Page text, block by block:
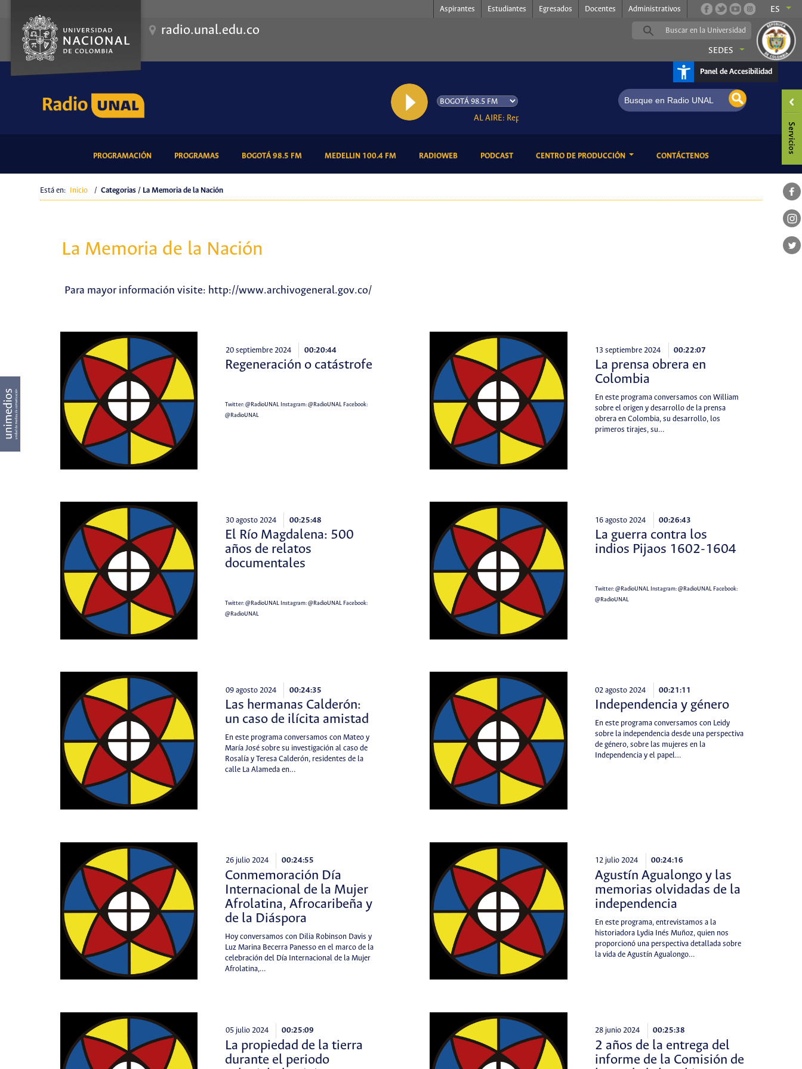
Aspirantes Estudiantes Egresados Docentes Administrativos ES
radio.unal.edu.co
SEDES
Panel de Accesibilidad
AL AIRE: Repertorio Musical
PROGRAMACIÓN(CURRENT)PROGRAMAS(CURRENT)BOGOTÁ 98.5 FM(CURRENT)MEDELLIN 100.4 FM(CURRENT)RADIOWEB(CURRENT)PODCAST(CURRENT)CENTRO DE PRODUCCIÓN CONTÁCTENOS(CURRENT)
Está en: Inicio / Categorias / La Memoria de la Nación
La Memoria de la Nación
Para mayor información visite: http://www.archivogeneral.gov.co/
20 septiembre 2024 00:20:44
Regeneración o catástrofe
Twitter:@RadioUNAL Instagram:@RadioUNAL Facebook:
@RadioUNAL
13 septiembre 2024 00:22:07
La prensa obrera en
Colombia
En este programa conversamos con William
sobre el origen y desarrollo de la prensa
obrera en Colombia, su desarrollo, los
primeros tirajes, su…
30 agosto 2024 00:25:48
El Río Magdalena: 500
años de relatos
documentales
Twitter:@RadioUNAL Instagram:@RadioUNAL Facebook:
@RadioUNAL
16 agosto 2024 00:26:43
La guerra contra los
indios Pijaos 1602-1604
Twitter:@RadioUNALInstagram:@RadioUNALFacebook:
@RadioUNAL
09 agosto 2024 00:24:35
Las hermanas Calderón:
un caso de ilícita amistad
En este programa conversamos con Mateo y
María José sobre su investigación al caso de
Rosalía y Teresa Calderón, residentes de la
calle La Alameda en…
02 agosto 2024 00:21:11
Independencia y género
En este programa conversamos con Leidy
sobre la independencia desde una perspectiva
de género, sobre las mujeres en la
Independencia y el papel…
26 julio 2024 00:24:55
Conmemoración Día
Internacional de la Mujer
Afrolatina, Afrocaribeña y
de la Diáspora
Hoy conversamos con Dilia Robinson Davis y
Luz Marina Becerra Panesso en el marco de la
celebración del Día Internacional de la Mujer
Afrolatina,…
12 julio 2024 00:24:16
Agustín Agualongo y las
memorias olvidadas de la
independencia
En este programa, entrevistamos a la
historiadora Lydia Inés Muñoz, quien nos
proporcionó una perspectiva detallada sobre
la vida de Agustín Agualongo…
05 julio 2024 00:25:09
La propiedad de la tierra
durante el periodo
28 junio 2024 00:25:38
2 años de la entrega del
informe de la Comisión de